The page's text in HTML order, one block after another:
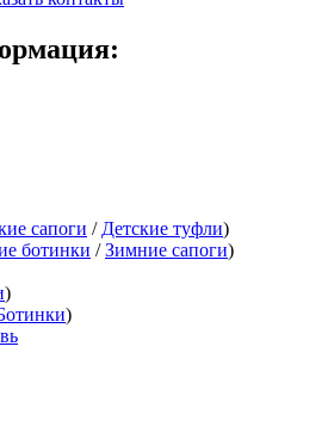
сапоги / Детские туфли)
ботинки /Зимние сапоги)
)
)